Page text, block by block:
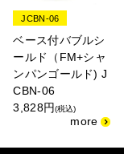
JCBN-06
ベース付バブルシ
ールド（FM+シャ
ンパンゴールド) J
CBN-06
3,828円(税込)